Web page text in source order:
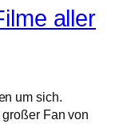
aller
um sich.
Fan von